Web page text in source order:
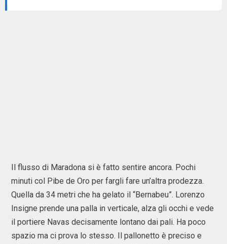
Il flusso di Maradona si è fatto sentire ancora. Pochi
minuti col Pibe de Oro per fargli fare un’altra prodezza.
Quella da 34 metri che ha gelato il “Bernabeu”. Lorenzo
Insigne prende una palla in verticale, alza gli occhi e vede
il portiere Navas decisamente lontano dai pali. Ha poco
spazio ma ci prova lo stesso. Il pallonetto è preciso e